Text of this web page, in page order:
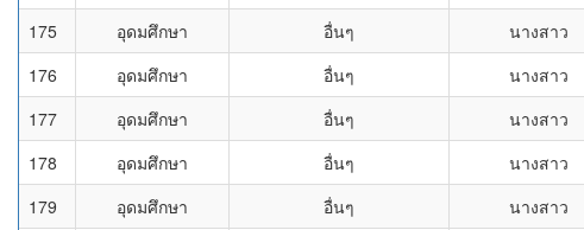
175
อุดมศึกษา อื่นๆ นางสาว
176
อุดมศึกษา อื่นๆ นางสาว
177
อุดมศึกษา อื่นๆ นางสาว
178
อุดมศึกษา อื่นๆ นางสาว
179
อุดมศึกษา อื่นๆ นางสาว